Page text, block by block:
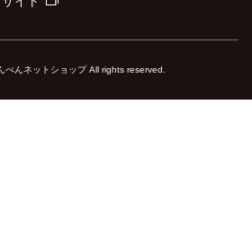
べんネットショップ All rights reserved.